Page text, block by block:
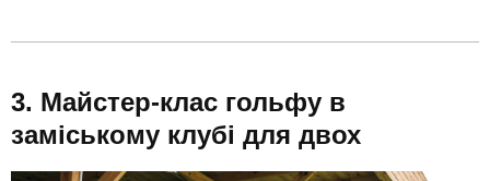
Майстер-клас гольфу в
заміському клубі для двох